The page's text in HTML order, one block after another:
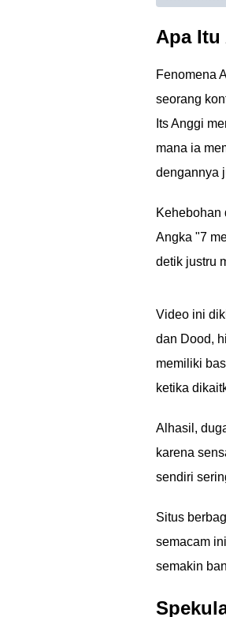
Apa Itu
Fenomena
seorang
Its Anggi
mana ia
dengannya
Kehebohan
Angka "7
detik justru
Video ini
dan Dood,
memiliki
ketika
Alhasil,
karena
sendiri
Situs
semacam
semakin